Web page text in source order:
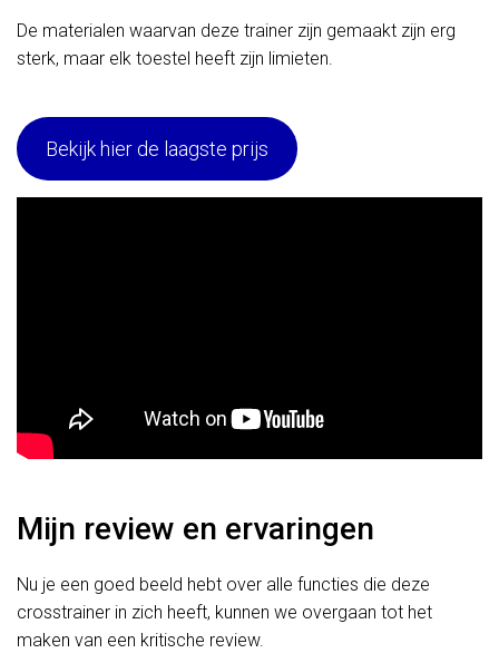
De materialen waarvan deze trainer zijn gemaakt zijn erg
sterk, maar elk toestel heeft zijn limieten.
Bekijk hier de laagste prijs
Mijn review en ervaringen
Nu je een goed beeld hebt over alle functies die deze
crosstrainer in zich heeft, kunnen we overgaan tot het
maken van een kritische review.